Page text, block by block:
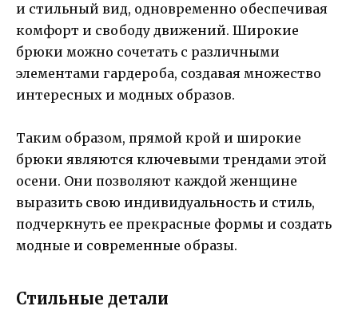
и стильный вид, одновременно обеспечивая
комфорт и свободу движений. Широкие
брюки можно сочетать с различными
элементами гардероба, создавая множество
интересных и модных образов.
Таким образом, прямой крой и широкие
брюки являются ключевыми трендами этой
осени. Они позволяют каждой женщине
выразить свою индивидуальность и стиль,
подчеркнуть ее прекрасные формы и создать
модные и современные образы.
Стильные детали